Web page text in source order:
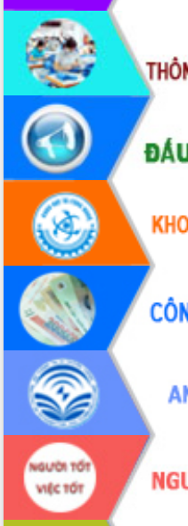
Xây dựng nền hành chính số đồng
hành cùng nông dân dân, doanh nghiệp
Giai đoạn 2026-2030, Đắk Lắk phấn
đấu có 77% xã đạt chuẩn nông thôn
Chuyển đổi số 'mở đường' cho nông
nghiệp Đắk Lắk tăng trưởng bứt phá
Triển khai đồng bộ đo đạc, lập hồ sơ
địa chính, hoàn thiện cơ sở dữ liệu đất
đai
Ứng dụng sinh trắc học - Bước tiến
trong hành trình chuyển đổi số tại Đắk
Đắk Lắk nâng cao hiệu quả công tác
Đảng từ Sổ tay đảng viên điện tử
Đắk Lắk đẩy mạnh nuôi biển công
nghệ, hướng tới phát triển thủy sản
bền vững
Tập huấn nâng cao năng lực triển khai
chuyển đổi số cho cán bộ, công chức
cấp xã
Đắk Lắk phát động hưởng ứng Ngày
Quyền của người tiêu dùng Việt Nam
2026
Đẩy mạnh cải cách hành chính, quyết
tâm đạt được mục tiêu tăng trưởng
hai con số trong năm 2026